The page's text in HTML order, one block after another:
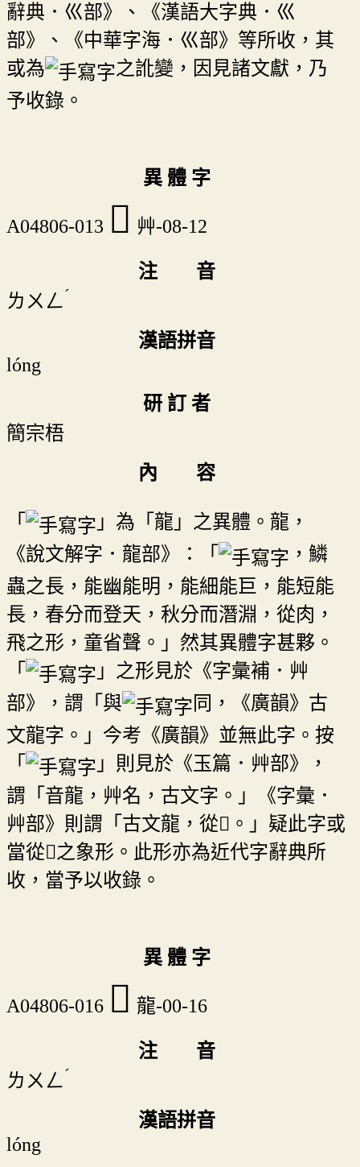
辭典．巛部》、《漢語大字典．巛
部》、《中華字海．巛部》等所收，其
或為
之訛變，因見諸文獻，乃
予收錄。
異 體 字
A04806-013 𦱸 艸-08-12
注 音
ㄌㄨㄥˊ
漢語拼音
lóng
研 訂 者
簡宗梧
內 容
「
」為「龍」之異體。龍，
《說文解字．龍部》：「
，鱗
蟲之長，能幽能明，能細能巨，能短能
長，春分而登天，秋分而潛淵，從肉，
飛之形，童省聲。」然其異體字甚夥。
「
」之形見於《字彙補．艸
部》，謂「與
同，《廣韻》古
文龍字。」今考《廣韻》並無此字。按
「
」則見於《玉篇．艸部》，
謂「音龍，艸名，古文字。」《字彙．
艸部》則謂「古文龍，從𦫳。」疑此字或
當從𦫳之象形。此形亦為近代字辭典所
收，當予以收錄。
異 體 字
A04806-016 󷄃 龍-00-16
注 音
ㄌㄨㄥˊ
漢語拼音
lóng